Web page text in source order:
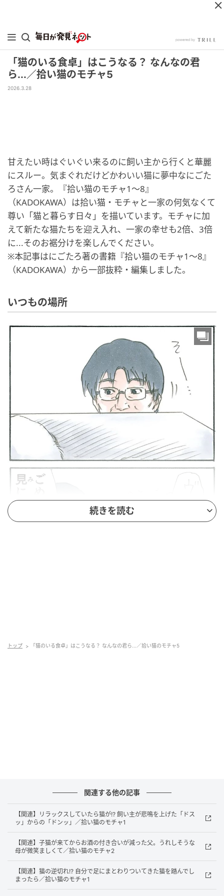
「猫のいる食卓」はこうなる？ なんなの君
ら...／拾い猫のモチャ5
2026.3.28
甘えたい時はぐいぐい来るのに飼い主から行くと華麗
にスルー。気まぐれだけどかわいい猫に夢中なにごた
ろさん一家。『拾い猫のモチャ1～8』
（KADOKAWA）は拾い猫・モチャと一家の何気なくて
尊い「猫と暮らす日々」を描いています。モチャに加
えて新たな猫たちを迎え入れ、一家の幸せも2倍、3倍
に...そのお裾分けを楽しんでください。
※本記事はにごたろ著の書籍『拾い猫のモチャ1～8』
（KADOKAWA）から一部抜粋・編集しました。
いつもの場所
続きを読む
トップ 「猫のいる食卓」はこうなる？ なんなの君ら...／拾い猫のモチャ5
関連する他の記事
【関連】リラックスしていたら猫が!? 飼い主が悲鳴を上げた「ドス
ッ」からの「ドンッ」／拾い猫のモチャ1
【関連】子猫が来てからお酒の付き合いが減った父。うれしそうな
母が微笑ましくて／拾い猫のモチャ2
【関連】猫の逆切れ!? 自分で足にまとわりついてきた猫を踏んでし
まったら／拾い猫のモチャ1